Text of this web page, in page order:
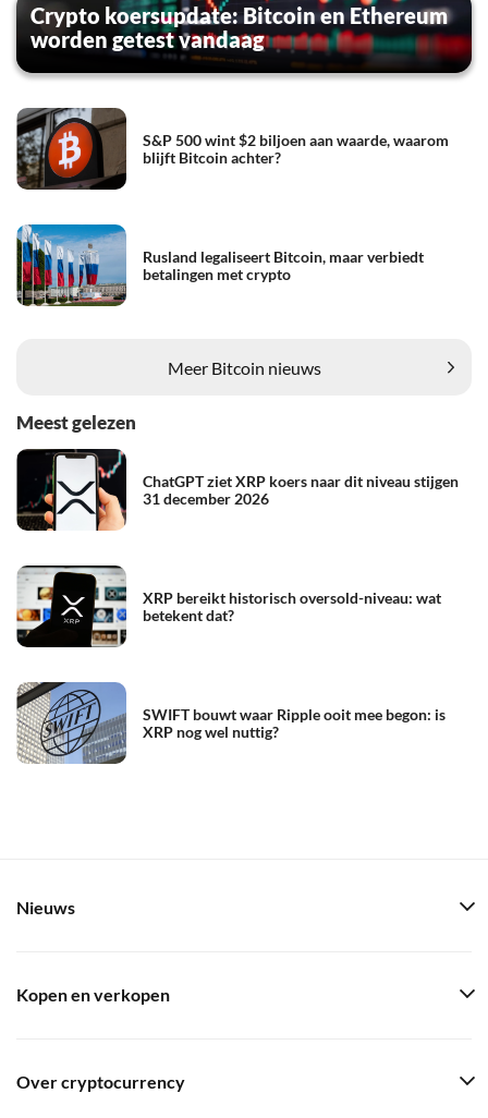
Crypto koersupdate: Bitcoin en Ethereum
worden getest vandaag
S&P 500 wint $2 biljoen aan waarde, waarom
blijft Bitcoin achter?
Rusland legaliseert Bitcoin, maar verbiedt
betalingen met crypto
Meer Bitcoin nieuws
Meest gelezen
ChatGPT ziet XRP koers naar dit niveau stijgen
31 december 2026
XRP bereikt historisch oversold-niveau: wat
betekent dat?
SWIFT bouwt waar Ripple ooit mee begon: is
XRP nog wel nuttig?
Nieuws
Kopen en verkopen
Over cryptocurrency